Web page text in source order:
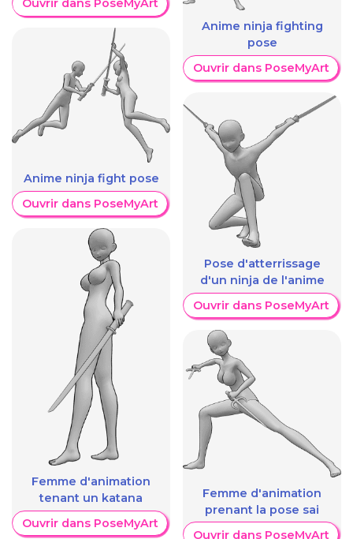
Ouvrir dans PoseMyArt
Anime ninja fight pose
Ouvrir dans PoseMyArt
Femme d'animation
tenant un katana
Ouvrir dans PoseMyArt
Anime ninja fighting
pose
Ouvrir dans PoseMyArt
Pose d'atterrissage
d'un ninja de l'anime
Ouvrir dans PoseMyArt
Femme d'animation
prenant la pose sai
Ouvrir dans PoseMyArt